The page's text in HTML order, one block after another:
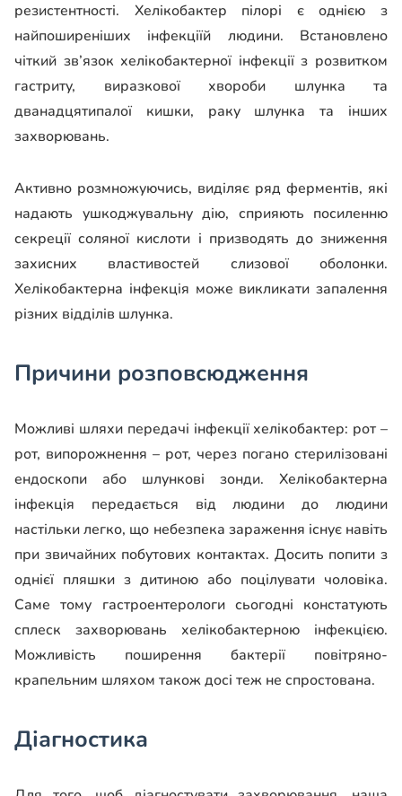
резистентності. Хелікобактер пілорі є однією з
найпоширеніших інфекціїй людини. Встановлено
чіткий зв’язок хелікобактерної інфекції з розвитком
гастриту, виразкової хвороби шлунка та
дванадцятипалої кишки, раку шлунка та інших
захворювань.
Активно розмножуючись, виділяє ряд ферментів, які
надають ушкоджувальну дію, сприяють посиленню
секреції соляної кислоти і призводять до зниження
захисних властивостей слизової оболонки.
Хелікобактерна інфекція може викликати запалення
різних відділів шлунка.
Причини розповсюдження
Можливі шляхи передачі інфекції хелікобактер: рот –
рот, випорожнення – рот, через погано стерилізовані
ендоскопи або шлункові зонди. Хелікобактерна
інфекція передається від людини до людини
настільки легко, що небезпека зараження існує навіть
при звичайних побутових контактах. Досить попити з
однієї пляшки з дитиною або поцілувати чоловіка.
Саме тому гастроентерологи сьогодні констатують
сплеск захворювань хелікобактерною інфекцією.
Можливість поширення бактерії повітряно-
крапельним шляхом також досі теж не спростована.
Діагностика